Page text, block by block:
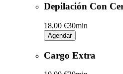
Depilación Con
18,00 €30min
Agendar
Cargo Extra